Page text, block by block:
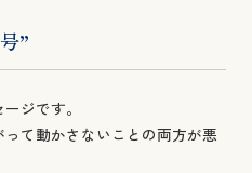
”
ジです。
て動かさないことの両方が悪